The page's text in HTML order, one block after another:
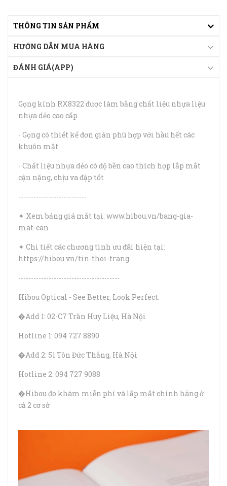
THÔNG TIN SẢN PHẨM
HƯỚNG DẪN MUA HÀNG
ĐÁNH GIÁ(APP)
Gọng kính RX8322 được làm bằng chất liệu nhựa liệu
nhựa dẻo cao cấp.
- Gọng có thiết kế đơn giản phù hợp với hầu hết các
khuôn mặt
- Chất liệu nhựa dẻo có độ bền cao thích hợp lắp mắt
cận nặng, chịu va đập tốt
---------------------------
✦ Xem bảng giá mắt tại: www.hibou.vn/bang-gia-
mat-can
✦ Chi tiết các chương tình ưu đãi hiện tại:
https://hibou.vn/tin-thoi-trang
----------------------------------------
Hibou Optical - See Better, Look Perfect.
�Add 1: 02-C7 Trần Huy Liệu, Hà Nội
Hotline 1: 094 727 8890
�Add 2: 51 Tôn Đức Thắng, Hà Nội
Hotline 2: 094 727 9088
�Hibou đo khám miễn phí và lắp mắt chính hãng ở
cả 2 cơ sở